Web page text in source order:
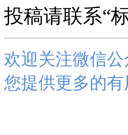
投稿请联系“
欢迎关注微信
您提供更多的有